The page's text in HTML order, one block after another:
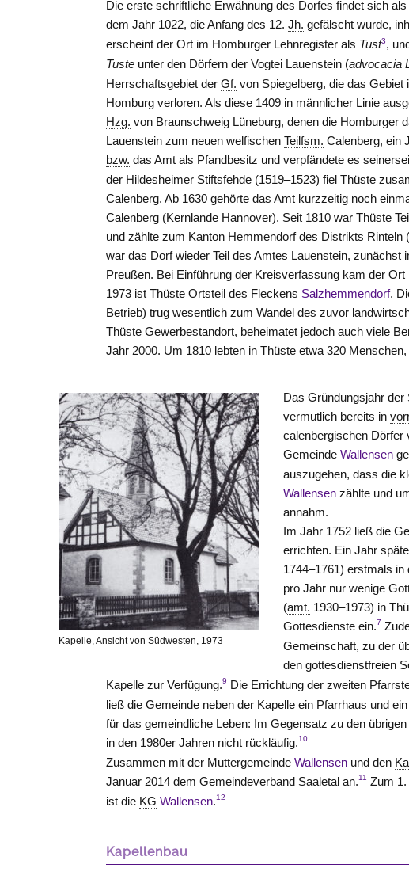
Die erste schriftliche Erwähnung des Dorfes findet sich als
dem Jahr 1022, die Anfang des 12.Jh. gefälscht wurde,
erscheint der Ort im Homburger Lehnregister als Tust3,
Tuste unter den Dörfern der Vogtei Lauenstein (advocacia
Herrschaftsgebiet derGf. von Spiegelberg, die das
Homburg verloren. Als diese 1409 in männlicher Linie
Hzg. von Braunschweig Lüneburg, denen die Homburger
Lauenstein zum neuen welfischenTeilfsm. Calenberg, ein
bzw. das Amt als Pfandbesitz und verpfändete es
der Hildesheimer Stiftsfehde (1519–1523) fiel Thüste
Calenberg. Ab 1630 gehörte das Amt kurzzeitig noch
Calenberg (Kernlande Hannover). Seit 1810 war Thüste
und zählte zum Kanton Hemmendorfdes Distrikts Rinteln
war das Dorf wieder Teil des Amtes Lauenstein, zunächst
Preußen. Bei Einführung der Kreisverfassung kam der Ort
1973 ist Thüste Ortsteil des Fleckens Salzhemmendorf.
Betrieb) trug wesentlich zum Wandel des zuvor
Thüste Gewerbestandort, beheimatet jedoch auch viele
Jahr 2000. Um 1810 lebten in Thüste etwa 320
Kapelle, Ansicht von Südwesten, 1973
Das Gründungsjahr
vermutlich bereits in
calenbergischen Dörfer
GemeindeWallensen
auszugehen, dass die
Wallensen zählte und
annahm.
Im Jahr 1752 ließ die
errichten. Ein Jahr
1744–1761) erstmals
pro Jahr nur wenige
(amt. 1930–1973) in
Gottesdienste ein.7
Gemeinschaft, zu der
den gottesdienstfreien
Kapelle zur Verfügung.9 Die Errichtung der zweiten
ließ die Gemeinde neben der Kapelle ein Pfarrhaus und
für das gemeindliche Leben: Im Gegensatz zu den
in den 1980er Jahren nicht rückläufig.10
Zusammen mit der MuttergemeindeWallensen und den
Januar 2014 dem Gemeindeverband Saaletal an.11 Zum
ist die KG Wallensen.12
Kapellenbau